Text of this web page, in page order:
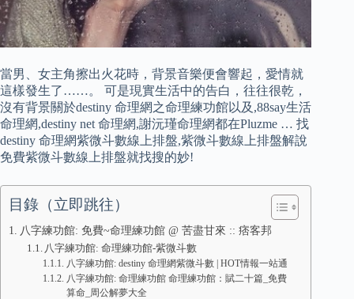
當男、女主角擦出火花時，背景音樂便會響起，愛情就
這樣發生了……。 可是現實生活中的告白，往往很乾，
沒有背景關於destiny 命理網之命理練功館以及,88say生活
命理網,destiny net 命理網,謝沅瑾命理網都在Pluzme … 找
destiny 命理網紫微斗數線上排盤,紫微斗數線上排盤解說
免費紫微斗數線上排盤就找搜的妙!
目錄（立即跳往）
八字練功館: 免費~命理練功館 @ 苦盡甘來 :: 痞客邦
八字練功館: 命理練功館-紫微斗數
八字練功館: destiny 命理網紫微斗數 | HOT情報一站通
八字練功館: 命理練功館 命理練功館：賦二十篇_免費
算命_周公解夢大全